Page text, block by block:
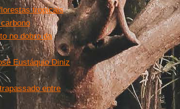
tropicais
no dobro da
Eustáquio Diniz
entre